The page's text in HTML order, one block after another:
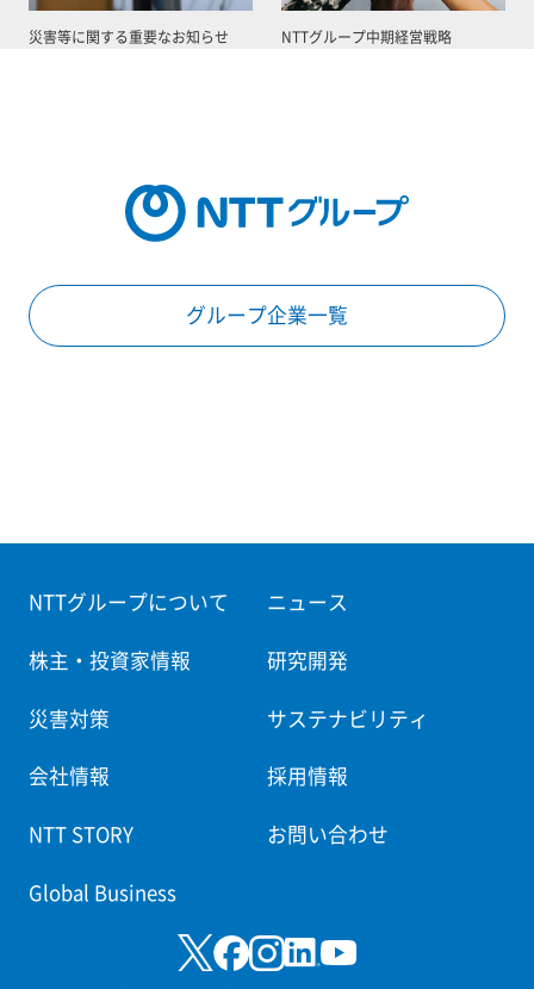
災害等に関する重要なお知らせ NTTグループ中期経営戦略
グループ企業一覧
NTTグループについて ニュース
株主・投資家情報 研究開発
災害対策 サステナビリティ
会社情報 採用情報
NTT STORY お問い合わせ
Global Business